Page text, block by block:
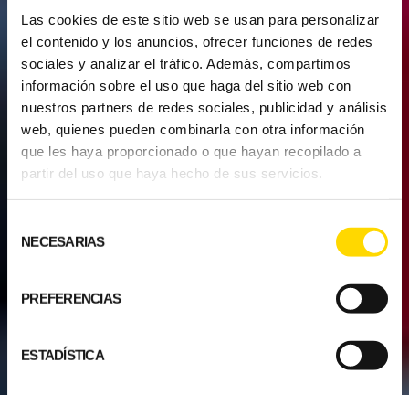
Las cookies de este sitio web se usan para personalizar
el contenido y los anuncios, ofrecer funciones de redes
sociales y analizar el tráfico. Además, compartimos
información sobre el uso que haga del sitio web con
nuestros partners de redes sociales, publicidad y análisis
web, quienes pueden combinarla con otra información
que les haya proporcionado o que hayan recopilado a
partir del uso que haya hecho de sus servicios.
NECESARIAS
PREFERENCIAS
ESTADÍSTICA